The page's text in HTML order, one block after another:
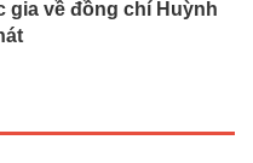
gia về đồng chí Huỳnh